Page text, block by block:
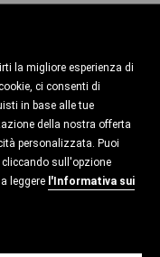
la migliore esperienza di
ci consenti di
in base alle tue
della nostra offerta
personalizzata. Puoi
sull'opzione
leggere l'Informativa sui